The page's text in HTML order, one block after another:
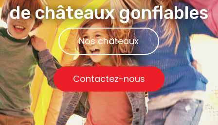
de châteaux gonflables
Nos châteaux
Contactez-nous